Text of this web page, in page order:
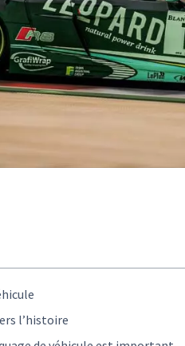
l’histoire